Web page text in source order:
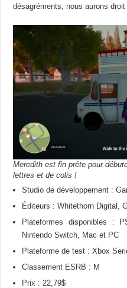
désagréments, nous aurons
Meredith est fin prête pour
lettres et de colis !
Studio de développement :
Éditeurs : Whitethorn Digital,
Plateformes disponibles :
Nintendo Switch, Mac et PC
Plateforme de test : Xbox
Classement ESRB : M
Prix : 22,79$